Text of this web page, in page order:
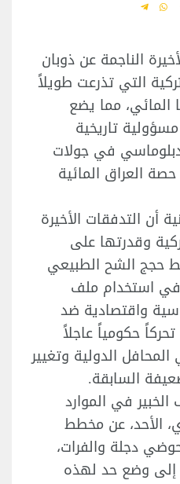
الناجمة عن ذوبان
التي تذرعت طويلاً
المائي، مما يضع
تاريخية
في جولات
حصة العراق المائية
أن التدفقات الأخيرة
وقدرتها على
حجج الشح الطبيعي
استخدام ملف
واقتصادية ضد
حكومياً عاجلاً
الدولية وتغيير
السابقة.
في الموارد
الأحد، عن مخطط
دجلة والفرات،
إلى وضع حد لهذه